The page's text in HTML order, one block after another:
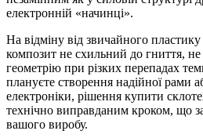
електронній «начинці».
На відміну від звичайного
композит не схильний до гниття, не
геометрію при різких перепадах
плануєте створення надійної рами
електроніки, рішення купити
технічно виправданим кроком, що
вашого виробу.